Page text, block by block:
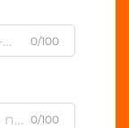
0/100
0/100